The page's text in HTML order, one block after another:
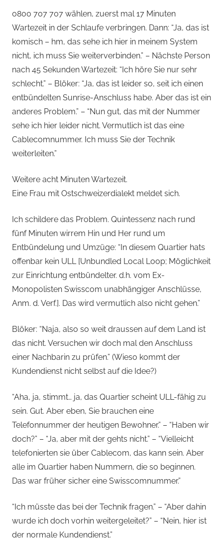
0800 707 707 wählen, zuerst mal 17 Minuten
Wartezeit in der Schlaufe verbringen. Dann: “Ja, das ist
komisch – hm, das sehe ich hier in meinem System
nicht, ich muss Sie weiterverbinden.” – Nächste Person
nach 45 Sekunden Wartezeit: “Ich höre Sie nur sehr
schlecht.” – Blöker: “Ja, das ist leider so, seit ich einen
entbündelten Sunrise-Anschluss habe. Aber das ist ein
anderes Problem.” – “Nun gut, das mit der Nummer
sehe ich hier leider nicht. Vermutlich ist das eine
Cablecomnummer. Ich muss Sie der Technik
weiterleiten.”
Weitere acht Minuten Wartezeit.
Eine Frau mit Ostschweizerdialekt meldet sich.
Ich schildere das Problem. Quintessenz nach rund
fünf Minuten wirrem Hin und Her rund um
Entbündelung und Umzüge: “In diesem Quartier hats
offenbar kein ULL [Unbundled Local Loop; Möglichkeit
zur Einrichtung entbündelter. d.h. vom Ex-
Monopolisten Swisscom unabhängiger Anschlüsse,
Anm. d. Verf.]. Das wird vermutlich also nicht gehen.”
Blöker: “Naja, also so weit draussen auf dem Land ist
das nicht. Versuchen wir doch mal den Anschluss
einer Nachbarin zu prüfen.” (Wieso kommt der
Kundendienst nicht selbst auf die Idee?)
“Aha, ja, stimmt… ja, das Quartier scheint ULL-fähig zu
sein. Gut. Aber eben, Sie brauchen eine
Telefonnummer der heutigen Bewohner.” – “Haben wir
doch?” – “Ja, aber mit der gehts nicht.” – “Vielleicht
telefonierten sie über Cablecom, das kann sein. Aber
alle im Quartier haben Nummern, die so beginnen.
Das war früher sicher eine Swisscomnummer.”
“Ich müsste das bei der Technik fragen.” – “Aber dahin
wurde ich doch vorhin weitergeleitet?” – “Nein, hier ist
der normale Kundendienst.”